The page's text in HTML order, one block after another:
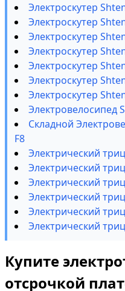
Электроскутер
Электроскутер
Электроскутер
Электроскутер
Электроскутер
Электроскутер
Электроскутер
Электровелосипед
Складной
F8
Электрический
Электрический
Электрический
Электрический
Электрический
Электрический
Купите
отсрочкой